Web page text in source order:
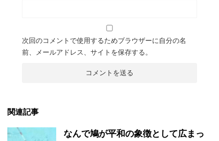
次回のコメントで使用するためブラウザーに自分の名
前、メールアドレス、サイトを保存する。
関連記事
なんで鳩が平和の象徴として広まっ